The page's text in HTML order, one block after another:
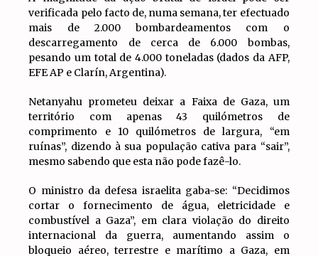
verificada pelo facto de, numa semana, ter efectuado
mais de 2.000 bombardeamentos com o
descarregamento de cerca de 6.000 bombas,
pesando um total de 4.000 toneladas (dados da AFP,
EFE AP e Clarín, Argentina).
Netanyahu prometeu deixar a Faixa de Gaza, um
território com apenas 43 quilómetros de
comprimento e 10 quilómetros de largura, “em
ruínas”, dizendo à sua população cativa para “sair”,
mesmo sabendo que esta não pode fazê-lo.
O ministro da defesa israelita gaba-se: “Decidimos
cortar o fornecimento de água, eletricidade e
combustível a Gaza”, em clara violação do direito
internacional da guerra, aumentando assim o
bloqueio aéreo, terrestre e marítimo a Gaza, em